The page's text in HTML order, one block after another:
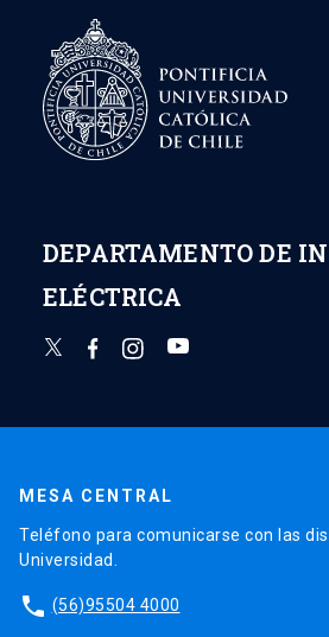
DEPARTAMENTO DE
ELÉCTRICA
MESA CENTRAL
Teléfono para comunicarse con las
Universidad.
phone (56)95504 4000